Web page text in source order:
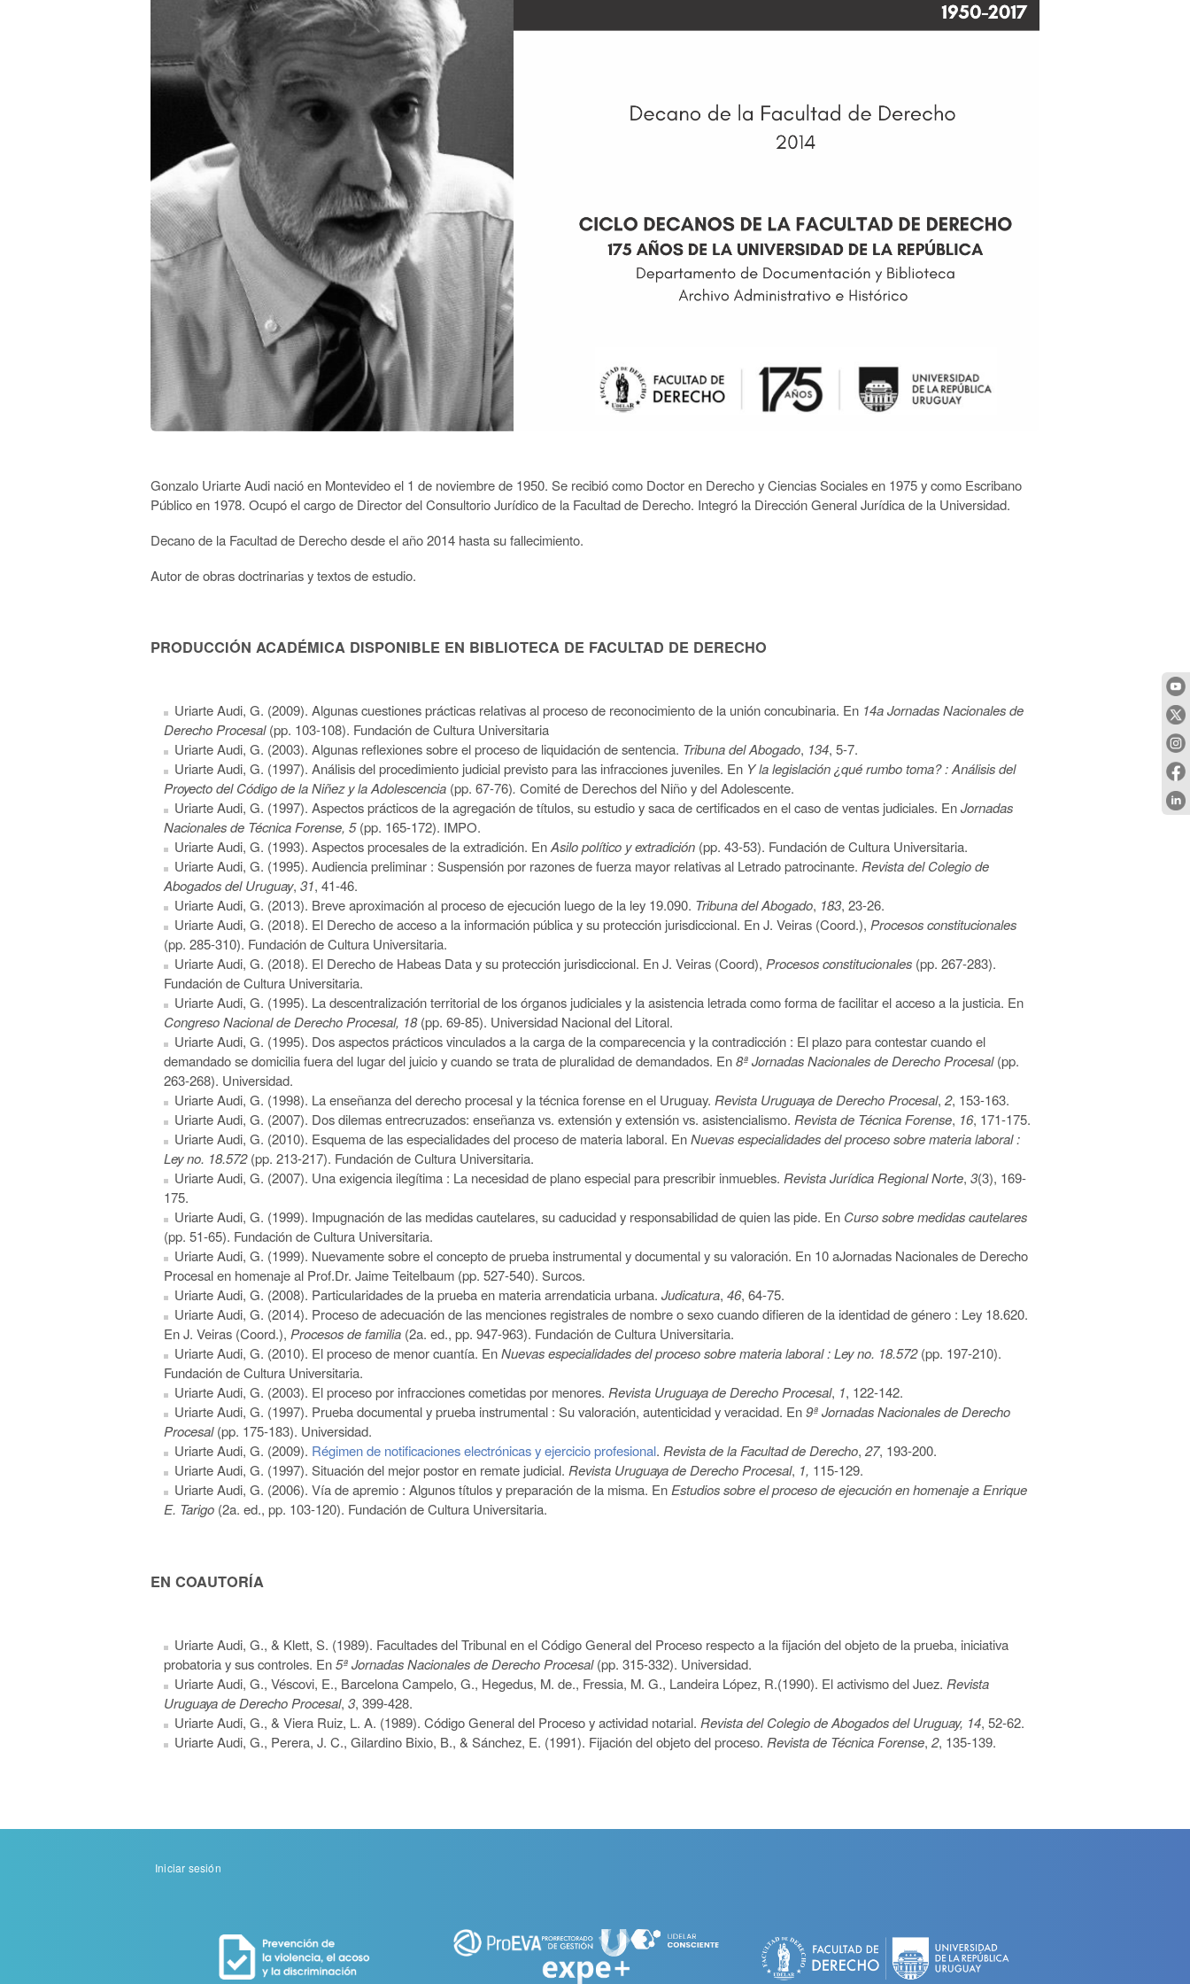
Gonzalo Uriarte Audi nació en Montevideo el 1 de noviembre de 1950. Se recibió como Doctor en Derecho y Ciencias Sociales en 1975 y como Escribano
Público en 1978. Ocupó el cargo de Director del Consultorio Jurídico de la Facultad de Derecho. Integró la Dirección General Jurídica de la Universidad.
Decano de la Facultad de Derecho desde el año 2014 hasta su fallecimiento.
Autor de obras doctrinarias y textos de estudio.
PRODUCCIÓN ACADÉMICA DISPONIBLE EN BIBLIOTECA DE FACULTAD DE DERECHO
Uriarte Audi, G. (2009). Algunas cuestiones prácticas relativas al proceso de reconocimiento de la unión concubinaria. En 14a Jornadas Nacionales de
Derecho Procesal(pp. 103-108). Fundación de Cultura Universitaria
Uriarte Audi, G. (2003). Algunas reflexiones sobre el proceso de liquidación de sentencia. Tribuna del Abogado, 134, 5-7.
Uriarte Audi, G. (1997). Análisis del procedimiento judicial previsto para las infracciones juveniles. En Y la legislación ¿qué rumbo toma? :Análisis del
Proyecto del Código de la Niñez y la Adolescencia (pp. 67-76). Comité de Derechos del Niño y del Adolescente.
Uriarte Audi, G. (1997). Aspectos prácticos de la agregación de títulos, su estudio y saca de certificados en el caso de ventas judiciales. EnJornadas
Nacionales de Técnica Forense, 5(pp. 165-172). IMPO.
Uriarte Audi, G. (1993). Aspectos procesales de la extradición. EnAsilo político y extradición (pp. 43-53). Fundación de Cultura Universitaria.
Uriarte Audi, G. (1995). Audiencia preliminar : Suspensión por razones de fuerza mayor relativas al Letrado patrocinante. Revista del Colegio de
Abogados del Uruguay, 31, 41-46.
Uriarte Audi, G. (2013). Breve aproximación al proceso de ejecución luego de la ley 19.090. Tribuna del Abogado, 183, 23-26.
Uriarte Audi, G. (2018). El Derecho de acceso a la información pública y su protección jurisdiccional. En J. Veiras (Coord.), Procesos constitucionales
(pp. 285-310). Fundación de Cultura Universitaria.
Uriarte Audi, G. (2018). El Derecho de Habeas Data y su protección jurisdiccional. En J. Veiras (Coord), Procesos constitucionales (pp. 267-283).
Fundación de Cultura Universitaria.
Uriarte Audi, G. (1995). La descentralización territorial de los órganos judiciales y la asistencia letrada como forma de facilitar el acceso a la justicia. En
Congreso Nacional de Derecho Procesal, 18(pp. 69-85). Universidad Nacional del Litoral.
Uriarte Audi, G. (1995). Dos aspectos prácticos vinculados a la carga de la comparecencia y la contradicción : El plazo para contestar cuando el
demandado se domicilia fuera del lugar del juicio y cuando se trata de pluralidad de demandados. En8ª Jornadas Nacionales de Derecho Procesal(pp.
263-268). Universidad.
Uriarte Audi, G. (1998). La enseñanza del derecho procesal y la técnica forense en el Uruguay. Revista Uruguaya de Derecho Procesal, 2, 153-163.
Uriarte Audi, G. (2007). Dos dilemas entrecruzados: enseñanza vs. extensión y extensión vs. asistencialismo. Revista de Técnica Forense, 16, 171-175.
Uriarte Audi, G. (2010). Esquema de las especialidades del proceso de materia laboral. EnNuevas especialidades del proceso sobre materia laboral :
Ley no. 18.572(pp. 213-217). Fundación de Cultura Universitaria.
Uriarte Audi, G. (2007). Una exigencia ilegítima : La necesidad de plano especial para prescribir inmuebles. Revista Jurídica Regional Norte, 3(3), 169-
175.
Uriarte Audi, G. (1999). Impugnación de las medidas cautelares, su caducidad y responsabilidad de quien las pide. En Curso sobre medidas cautelares
(pp. 51-65). Fundación de Cultura Universitaria.
Uriarte Audi, G. (1999). Nuevamente sobre el concepto de prueba instrumental y documental y su valoración. En 10 aJornadas Nacionales de Derecho
Procesal en homenaje al Prof.Dr. Jaime Teitelbaum (pp. 527-540). Surcos.
Uriarte Audi, G. (2008). Particularidades de la prueba en materia arrendaticia urbana. Judicatura, 46, 64-75.
Uriarte Audi, G. (2014). Proceso de adecuación de las menciones registrales de nombre o sexo cuando difieren de la identidad de género : Ley 18.620.
En J. Veiras (Coord.), Procesos de familia (2a. ed., pp. 947-963). Fundación de Cultura Universitaria.
Uriarte Audi, G. (2010). El proceso de menor cuantía. EnNuevas especialidades del proceso sobre materia laboral : Ley no. 18.572(pp. 197-210).
Fundación de Cultura Universitaria.
Uriarte Audi, G. (2003). El proceso por infracciones cometidas por menores. Revista Uruguaya de Derecho Procesal, 1, 122-142.
Uriarte Audi, G. (1997). Prueba documental y prueba instrumental : Su valoración, autenticidad y veracidad. En9ª Jornadas Nacionales de Derecho
Procesal(pp. 175-183). Universidad.
Uriarte Audi, G. (2009). Régimen de notificaciones electrónicas y ejercicio profesional. Revista de la Facultad de Derecho, 27, 193-200.
Uriarte Audi, G. (1997). Situación del mejor postor en remate judicial. Revista Uruguaya de Derecho Procesal, 1, 115-129.
Uriarte Audi, G. (2006). Vía de apremio : Algunos títulos y preparación de la misma. En Estudios sobre el proceso de ejecución en homenaje a Enrique
E. Tarigo (2a. ed., pp. 103-120). Fundación de Cultura Universitaria.
EN COAUTORÍA
Uriarte Audi, G., & Klett, S. (1989). Facultades del Tribunal en el Código General del Proceso respecto a la fijación del objeto de la prueba, iniciativa
probatoria y sus controles. En5ª Jornadas Nacionales de Derecho Procesal(pp. 315-332). Universidad.
Uriarte Audi, G., Véscovi, E., Barcelona Campelo, G., Hegedus, M. de., Fressia, M. G., Landeira López, R.(1990). El activismo del Juez. Revista
Uruguaya de Derecho Procesal, 3, 399-428.
Uriarte Audi, G., & Viera Ruiz, L. A. (1989). Código General del Proceso y actividad notarial. Revista del Colegio de Abogados del Uruguay, 14, 52-62.
Uriarte Audi, G., Perera, J. C., Gilardino Bixio, B., & Sánchez, E. (1991). Fijación del objeto del proceso. Revista de Técnica Forense, 2, 135-139.
Menu
Iniciar sesión